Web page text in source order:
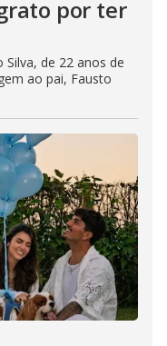
por ter
de 22 anos de
ao pai, Fausto